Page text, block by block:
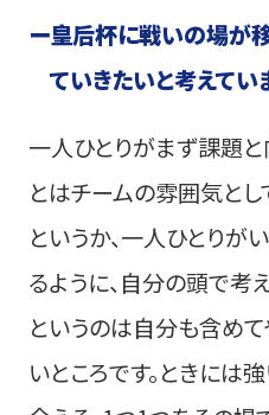
ー皇后杯に戦いの場が移
ていきたいと考えてい
一人ひとりがまず課題と
とはチームの雰囲気と
というか、一人ひとり
るように、自分の頭で考
というのは自分も含め
いところです。ときには